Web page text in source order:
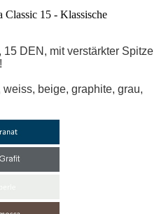
15 - Klassische
DEN, mit verstärkter Spitze
beige, graphite, grau,